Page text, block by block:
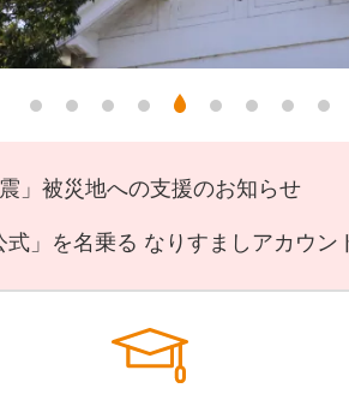
」被災地への支援のお知らせ
式」を名乗る なりすましアカウ